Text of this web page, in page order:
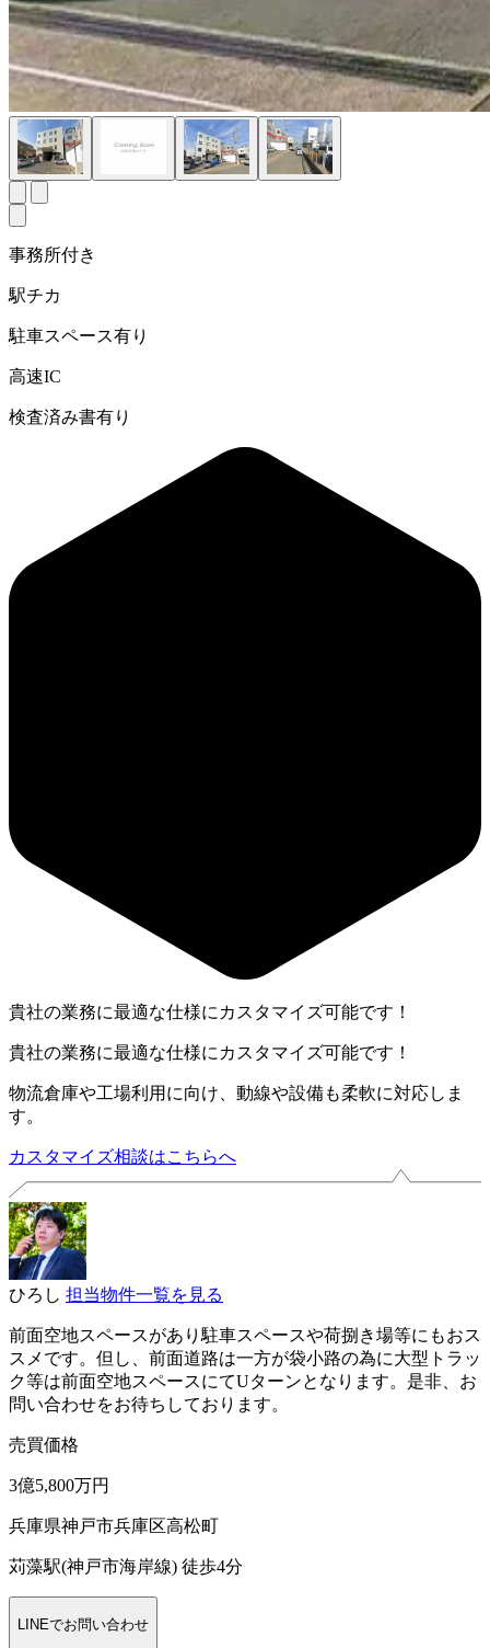
事務所付き
駅チカ
駐車スペース有り
高速IC
検査済み書有り
貴社の業務に最適な仕様にカスタマイズ可能です！
貴社の業務に最適な仕様にカスタマイズ可能です！
物流倉庫や工場利用に向け、動線や設備も柔軟に対応しま
す。
カスタマイズ相談はこちらへ
ひろし 担当物件一覧を見る
前面空地スペースがあり駐車スペースや荷捌き場等にもおス
スメです。但し、前面道路は一方が袋小路の為に大型トラッ
ク等は前面空地スペースにてUターンとなります。是非、お
問い合わせをお待ちしております。
売買価格
3億5,800万円
兵庫県神戸市兵庫区高松町
苅藻駅(神戸市海岸線) 徒歩4分
LINEでお問い合わせ